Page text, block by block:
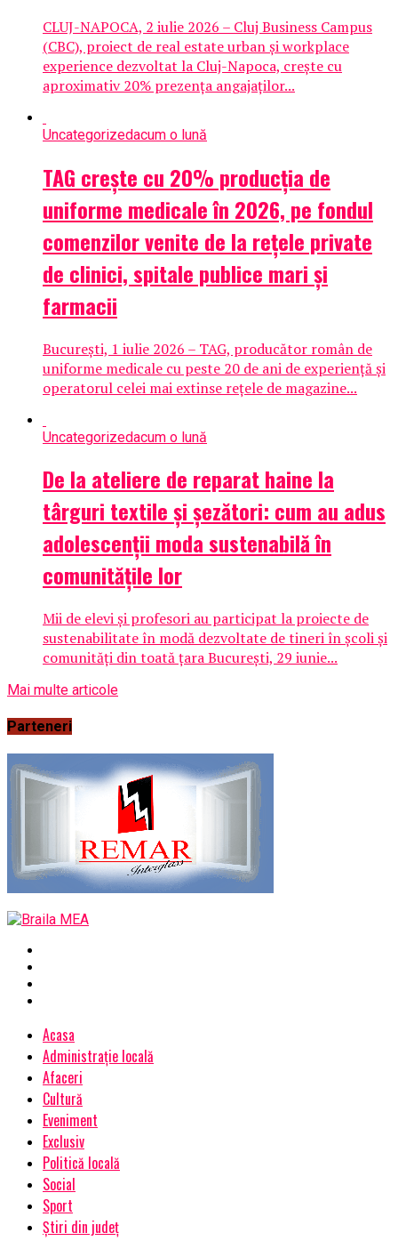
CLUJ-NAPOCA, 2 iulie 2026 – Cluj Business Campus
(CBC), proiect de real estate urban și workplace
experience dezvoltat la Cluj-Napoca, crește cu
aproximativ 20% prezența angajaților...
Uncategorizedacum o lună
TAG crește cu 20% producția de
uniforme medicale în 2026, pe fondul
comenzilor venite de la rețele private
de clinici, spitale publice mari și
farmacii
București, 1 iulie 2026 – TAG, producător român de
uniforme medicale cu peste 20 de ani de experiență și
operatorul celei mai extinse rețele de magazine...
Uncategorizedacum o lună
De la ateliere de reparat haine la
târguri textile și șezători: cum au adus
adolescenții moda sustenabilă în
comunitățile lor
Mii de elevi și profesori au participat la proiecte de
sustenabilitate în modă dezvoltate de tineri în școli și
comunități din toată țara București, 29 iunie...
Mai multe articole
Parteneri
Acasa
Administrație locală
Afaceri
Cultură
Eveniment
Exclusiv
Politică locală
Social
Sport
Știri din județ